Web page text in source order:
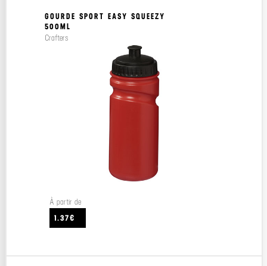
GOURDE SPORT EASY SQUEEZY
500ML
Crafters
À partir de
1.37€